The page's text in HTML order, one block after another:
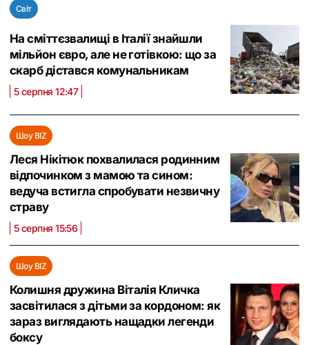
Світ
На сміттєзвалищі в Італії знайшли
мільйон євро, але не готівкою: що за
скарб дістався комунальникам
5 серпня 12:47
Шоу BIZ
Леся Нікітюк похвалилася родинним
відпочинком з мамою та сином:
ведуча встигла спробувати незвичну
страву
5 серпня 15:56
Шоу BIZ
Колишня дружина Віталія Кличка
засвітилася з дітьми за кордоном: як
зараз виглядають нащадки легенди
боксу